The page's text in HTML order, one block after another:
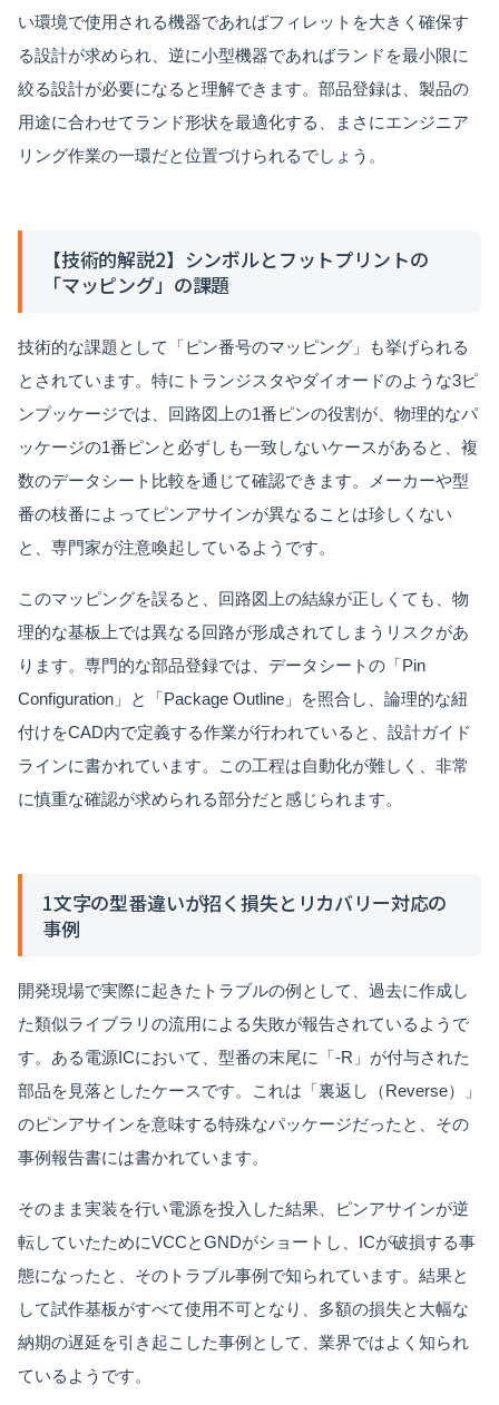
い環境で使用される機器であればフィレットを大きく確保す
る設計が求められ、逆に小型機器であればランドを最小限に
絞る設計が必要になると理解できます。部品登録は、製品の
用途に合わせてランド形状を最適化する、まさにエンジニア
リング作業の一環だと位置づけられるでしょう。
【技術的解説2】シンボルとフットプリントの
「マッピング」の課題
技術的な課題として「ピン番号のマッピング」も挙げられる
とされています。特にトランジスタやダイオードのような3ピ
ンプッケージでは、回路図上の1番ピンの役割が、物理的なパ
ッケージの1番ピンと必ずしも一致しないケースがあると、複
数のデータシート比較を通じて確認できます。メーカーや型
番の枝番によってピンアサインが異なることは珍しくない
と、専門家が注意喚起しているようです。
このマッピングを誤ると、回路図上の結線が正しくても、物
理的な基板上では異なる回路が形成されてしまうリスクがあ
ります。専門的な部品登録では、データシートの「Pin
Configuration」と「Package Outline」を照合し、論理的な紐
付けをCAD内で定義する作業が行われていると、設計ガイド
ラインに書かれています。この工程は自動化が難しく、非常
に慎重な確認が求められる部分だと感じられます。
1文字の型番違いが招く損失とリカバリー対応の
事例
開発現場で実際に起きたトラブルの例として、過去に作成し
た類似ライブラリの流用による失敗が報告されているようで
す。ある電源ICにおいて、型番の末尾に「-R」が付与された
部品を見落としたケースです。これは「裏返し（Reverse）」
のピンアサインを意味する特殊なパッケージだったと、その
事例報告書には書かれています。
そのまま実装を行い電源を投入した結果、ピンアサインが逆
転していたためにVCCとGNDがショートし、ICが破損する事
態になったと、そのトラブル事例で知られています。結果と
して試作基板がすべて使用不可となり、多額の損失と大幅な
納期の遅延を引き起こした事例として、業界ではよく知られ
ているようです。